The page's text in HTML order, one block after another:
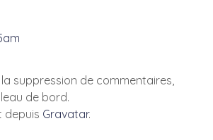
suppression de commentaires,
de bord.
depuis Gravatar.